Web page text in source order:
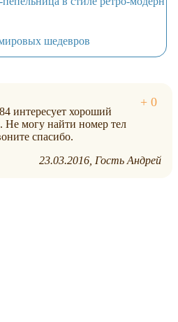
шедевров
интересует хороший
Не могу найти номер тел
спасибо.
23.03.2016 Гость Андрей